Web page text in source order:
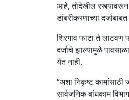
आहे, तोदेखील रस्त्यावरून
डांबरीकरणाच्या
शिरगाव फाटा ते लाटवण
दर्जाचे झाल्यामुळे
येत नाही.
“अशा निकृष्ट
सार्वजनिक बांधकाम